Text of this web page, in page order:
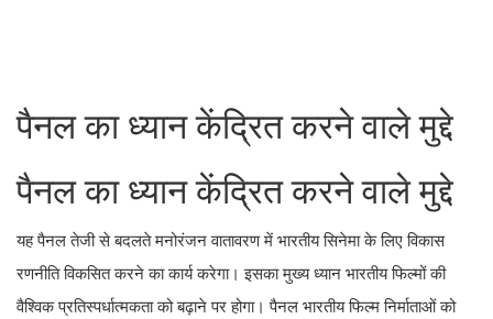
पैनल का ध्यान केंद्रित करने वाले मुद्दे
पैनल का ध्यान केंद्रित करने वाले मुद्दे
यह पैनल तेजी से बदलते मनोरंजन वातावरण में भारतीय सिनेमा के लिए विकास
रणनीति विकसित करने का कार्य करेगा। इसका मुख्य ध्यान भारतीय फिल्मों की
वैश्विक प्रतिस्पर्धात्मकता को बढ़ाने पर होगा। पैनल भारतीय फिल्म निर्माताओं को